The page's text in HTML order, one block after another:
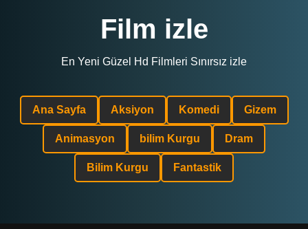
Film izle
En Yeni Güzel Hd Filmleri Sınırsız izle
Ana Sayfa Aksiyon Komedi Gizem
Animasyon bilim Kurgu Dram
Bilim Kurgu Fantastik